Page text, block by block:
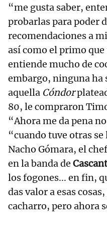
“me gusta saber,
probarlas para poder
recomendaciones a
así como el primo
entiende mucho de
embargo, ninguna ha
aquella Cóndor
80, le compraron
“Ahora me da pena
“cuando tuve otras
Nacho Gómara, el
en la banda de
los fogones... en fin,
das valor a esas
cacharro, pero ahora